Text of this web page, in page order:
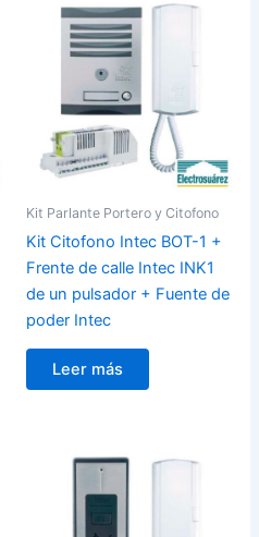
Kit Parlante Portero y Citofono
Kit Citofono Intec BOT-1 +
Frente de calle Intec INK1
de un pulsador + Fuente de
poder Intec
Leer más